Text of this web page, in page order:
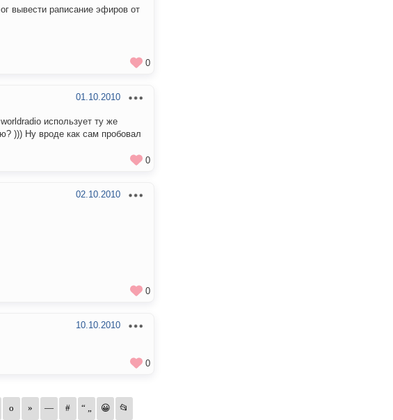
вывести раписание эфиров от
0
01.10.2010
использует ту же
))) Ну вроде как сам пробовал
0
02.10.2010
0
10.10.2010
0